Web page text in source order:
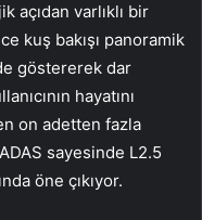
açıdan varlıklı bir
kuş bakışı panoramik
göstererek dar
hayatını
on adetten fazla
sayesinde L2.5
öne çıkıyor.